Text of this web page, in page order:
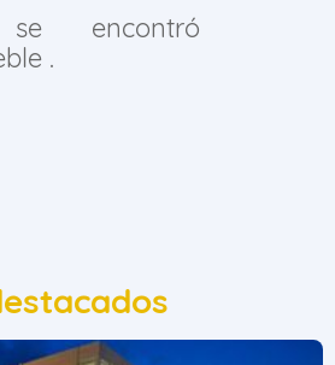
encontró
.